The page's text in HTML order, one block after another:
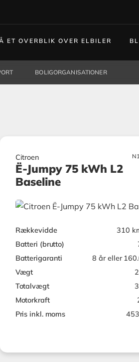
ET OVERBLIK OVER ELBILER
BOLIGORGANISATIONER
Citroen
Ë-Jumpy 75 kWh L2
Baseline
Rækkevidde
310
Batteri (brutto)
Batterigaranti
8 år eller
Vægt
Totalvægt
Motorkraft
Pris inkl. moms